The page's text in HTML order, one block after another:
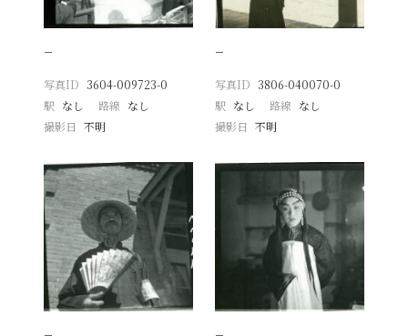
−
写真ID 3604-009723-0
駅 なし 路線 なし
撮影日
不明
−
写真ID 3806-040070-0
駅 なし 路線 なし
撮影日 不明